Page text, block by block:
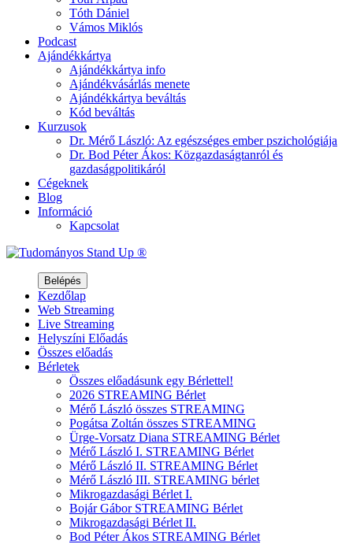
Tóth Dániel
Vámos Miklós
Podcast
Ajándékkártya
Ajándékkártya info
Ajándékvásárlás menete
Ajándékkártya beváltás
Kód beváltás
Kurzusok
Dr. Mérő László: Az egészséges ember pszichológiája
Dr. Bod Péter Ákos: Közgazdaságtanról és
gazdaságpolitikáról
Cégeknek
Blog
Információ
Kapcsolat
Belépés
Kezdőlap
Web Streaming
Live Streaming
Helyszíni Előadás
Összes előadás
Bérletek
Összes előadásunk egy Bérlettel!
2026 STREAMING Bérlet
Mérő László összes STREAMING
Pogátsa Zoltán összes STREAMING
Ürge-Vorsatz Diana STREAMING Bérlet
Mérő László I. STREAMING Bérlet
Mérő László II. STREAMING Bérlet
Mérő László III. STREAMING bérlet
Mikrogazdasági Bérlet I.
Bojár Gábor STREAMING Bérlet
Mikrogazdasági Bérlet II.
Bod Péter Ákos STREAMING Bérlet